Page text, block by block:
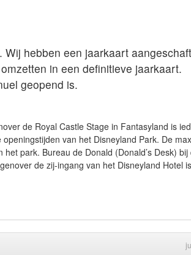
hebben een jaarkaart aangeschaft
in een definitieve jaarkaart.
geopend is.
de Royal Castle Stage in Fantasyland is
van het Disneyland Park. De
park. Bureau de Donald (Donald’s Desk) bij
de zij-ingang van het Disneyland Hotel is